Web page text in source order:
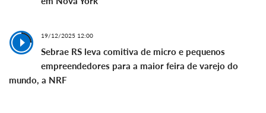
19/12/2025 12:00
Sebrae RS leva comitiva de micro e pequenos
empreendedores para a maior feira de varejo do
mundo, a NRF